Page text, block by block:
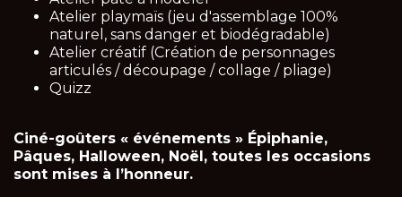
Atelier playmaïs (jeu d'assemblage 100%
naturel, sans danger et biodégradable)
Atelier créatif (Création de personnages
articulés / découpage / collage / pliage)
Quizz
Ciné-goûters « événements » Épiphanie,
Pâques, Halloween, Noël, toutes les occasions
sont mises à l’honneur.